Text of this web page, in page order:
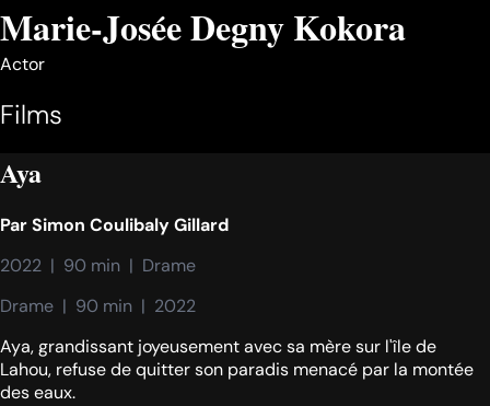
Marie-Josée Degny Kokora
Actor
Films
Aya
ParSimon Coulibaly Gillard
2022  |  90 min  |  Drame
Drame  |  90 min  |  2022
Aya, grandissant joyeusement avec sa mère sur l'île de
Lahou, refuse de quitter son paradis menacé par la montée
des eaux.